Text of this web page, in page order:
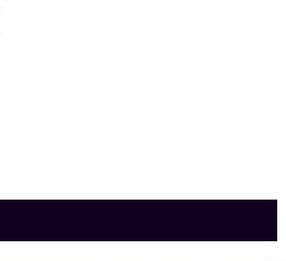
nəqliyyat